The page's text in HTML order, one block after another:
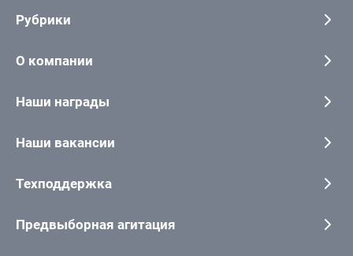
Рубрики
О компании
Наши награды
Наши вакансии
Техподдержка
Предвыборная агитация